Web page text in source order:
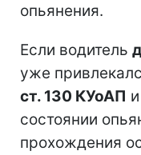
опьянения.
Если водитель
уже
ст. 130 КУоАП
состоянии
прохождения